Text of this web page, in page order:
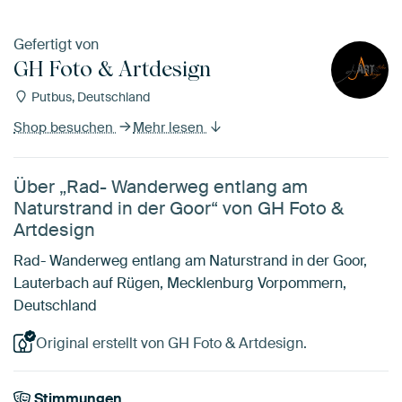
Gefertigt von
GH Foto & Artdesign
Putbus, Deutschland
Shop besuchen Mehr lesen
Über „Rad- Wanderweg entlang am
Naturstrand in der Goor“ von GH Foto &
Artdesign
Rad- Wanderweg entlang am Naturstrand in der Goor,
Lauterbach auf Rügen, Mecklenburg Vorpommern,
Deutschland
Original erstellt von GH Foto & Artdesign.